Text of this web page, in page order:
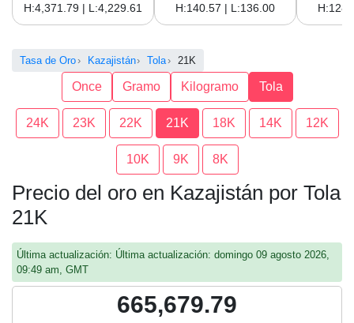
H:4,371.79 | L:4,229.61 H:140.57 | L:136.00
Tasa de Oro Kazajistán Tola 21K
Once Gramo Kilogramo Tola
24K 23K 22K 21K 18K 14K 12K
10K 9K 8K
Precio del oro en Kazajistán por Tola
21K
Última actualización: Última actualización: domingo 09 agosto 2026,
09:49 am, GMT
665,679.79